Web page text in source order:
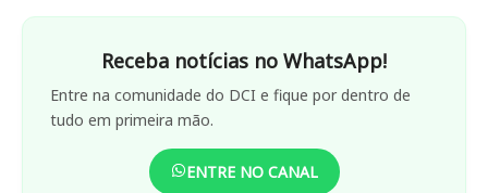
Receba notícias no WhatsApp!
Entre na comunidade do DCI e fique por dentro de
tudo em primeira mão.
ENTRE NO CANAL